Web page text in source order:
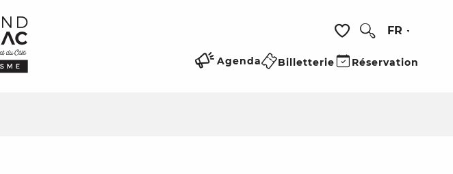
Voir les favoris
FR
Agenda Billetterie Réservation